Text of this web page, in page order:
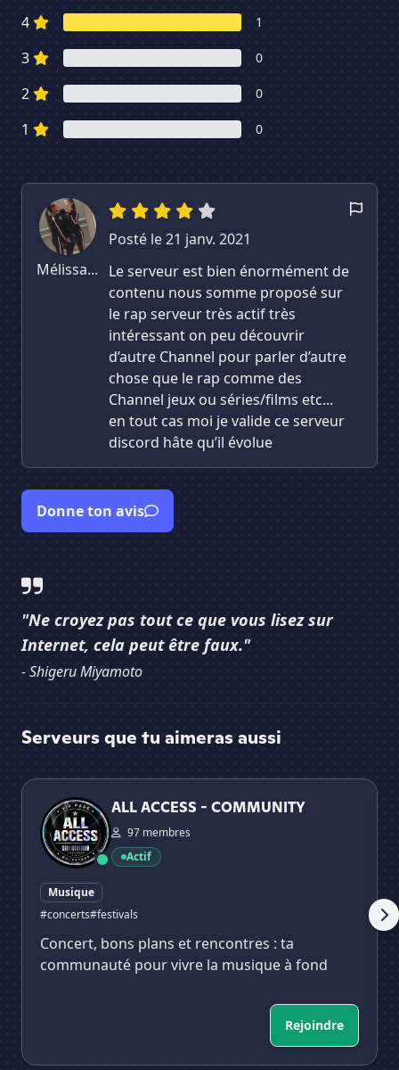
4 1
3 0
2 0
1 0
Mélissa...
Posté le 21 janv. 2021
Le serveur est bien énormément de
contenu nous somme proposé sur
le rap serveur très actif très
intéressant on peu découvrir
d’autre Channel pour parler d’autre
chose que le rap comme des
Channel jeux ou séries/films etc...
en tout cas moi je valide ce serveur
discord hâte qu’il évolue
Donne ton avis
"Ne croyez pas tout ce que vous lisez sur
Internet, cela peut être faux."
- Shigeru Miyamoto
Serveurs que tu aimeras aussi
ALL ACCESS - COMMUNITY
ALL ACCESS - COMMUNITY
97 membres
Actif
Musique
#concerts#festivals
Concert, bons plans et rencontres : ta
communauté pour vivre la musique à fond
Rejoindre